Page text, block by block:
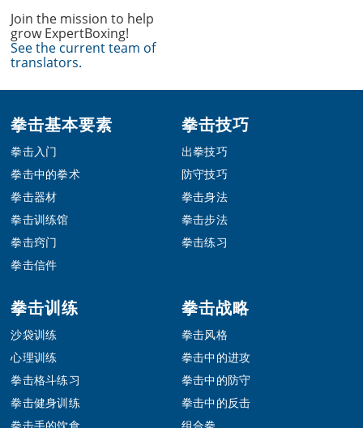
Join the mission to help
grow ExpertBoxing!
See the current team of
translators.
Footer
拳击基本要素
拳击入门
拳击中的拳术
拳击器材
拳击训练馆
拳击窍门
拳击信件
拳击技巧
出拳技巧
防守技巧
拳击身法
拳击步法
拳击练习
拳击训练
沙袋训练
心理训练
拳击格斗练习
拳击健身训练
拳击战略
拳击风格
拳击中的进攻
拳击中的防守
拳击中的反击